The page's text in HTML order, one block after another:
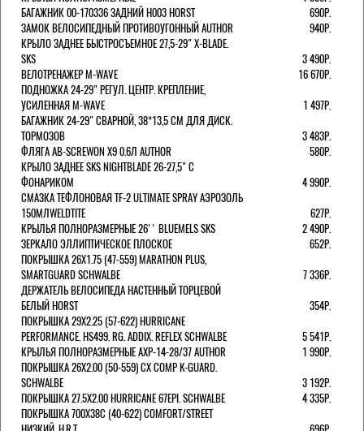
БАГАЖНИК 00-170336 ЗАДНИЙ H003 HORST
690Р.
ЗАМОК ВЕЛОСИПЕДНЫЙ ПРОТИВОУГОННЫЙ AUTHOR
940Р.
КРЫЛО ЗАДНЕЕ БЫСТРОСЪЕМНОЕ 27,5-29" X-BLADE.
SKS
3 490Р.
ВЕЛОТРЕНАЖЕР M-WAVE
16 670Р.
ПОДНОЖКА 24-29" РЕГУЛ. ЦЕНТР. КРЕПЛЕНИЕ,
УСИЛЕННАЯ M-WAVE
1 497Р.
БАГАЖНИК 24-29" СВАРНОЙ, 38*13,5 СМ ДЛЯ ДИСК.
ТОРМОЗОВ
3 483Р.
ФЛЯГА AB-SCREWON X9 0.6Л AUTHOR
580Р.
КРЫЛО ЗАДНЕЕ SKS NIGHTBLADE 26-27,5" С
ФОНАРИКОМ
4 990Р.
СМАЗКА ТЕФЛОНОВАЯ TF-2 ULTIMATE SPRAY АЭРОЗОЛЬ
150МЛWELDTITE
627Р.
КРЫЛЬЯ ПОЛНОРАЗМЕРНЫЕ 26'' BLUEMELS SKS
2 490Р.
ЗЕРКАЛО ЭЛЛИПТИЧЕСКОЕ ПЛОСКОЕ
652Р.
ПОКРЫШКА 26X1.75 (47-559) MARATHON PLUS,
SMARTGUARD SCHWALBE
7 336Р.
ДЕРЖАТЕЛЬ ВЕЛОCИПЕДА НАСТЕННЫЙ ТОРЦЕВОЙ
БЕЛЫЙ HORST
354Р.
ПОКРЫШКА 29X2.25 (57-622) HURRICANE
PERFORMANCE. HS499. RG. ADDIX. REFLEX SCHWALBE
5 541Р.
КРЫЛЬЯ ПОЛНОРАЗМЕРНЫЕ AXP-14-28/37 AUTHOR
1 990Р.
ПОКРЫШКА 26X2.00 (50-559) CX COMP K-GUARD.
SCHWALBE
3 192Р.
ПОКРЫШКА 27.5X2.00 HURRICANE 67EPI. SCHWALBE
4 335Р.
ПОКРЫШКА 700X38С (40-622) COMFORT/STREET